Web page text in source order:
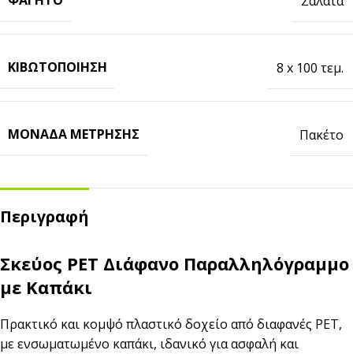
ΚΙΒΩΤΟΠΟΊΗΣΗ 8 x 100 τεμ.
ΜΟΝΆΔΑ ΜΈΤΡΗΣΗΣ Πακέτο
Περιγραφή
Σκεύος PET Διάφανο Παραλληλόγραμμο
με Καπάκι
Πρακτικό και κομψό πλαστικό δοχείο από διαφανές PET,
με ενσωματωμένο καπάκι, ιδανικό για ασφαλή και